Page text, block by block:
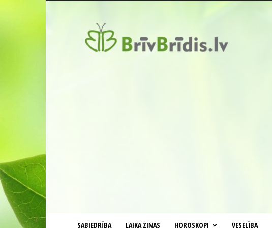
SABIEDRĪBA LAIKA ZIŅAS HOROSKOPI VESELĪBA